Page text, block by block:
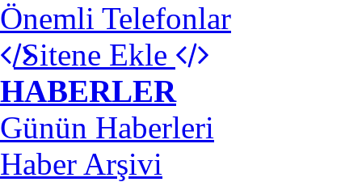
Önemli Telefonlar
Sitene Ekle
HABERLER
Günün Haberleri
Haber Arşivi